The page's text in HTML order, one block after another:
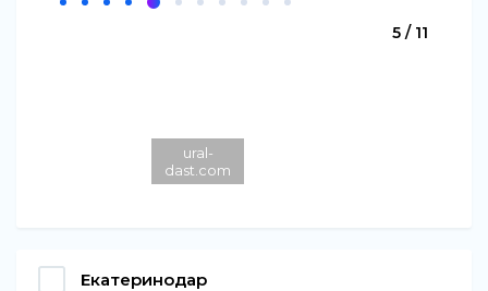
5 / 11
ural-
dast.com
Екатеринодар